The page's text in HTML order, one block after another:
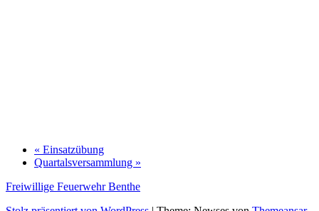
« Einsatzübung
Quartalsversammlung »
Freiwillige Feuerwehr Benthe